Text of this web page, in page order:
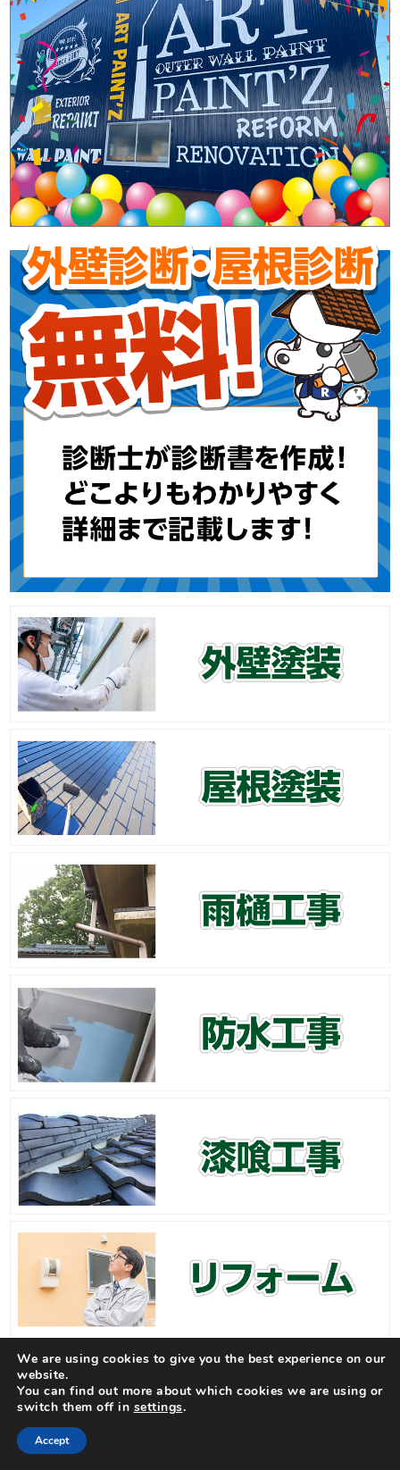
We are using cookies to give you the best experience on our
website.
You can find out more about which cookies we are using or
switch them off in settings.
Accept